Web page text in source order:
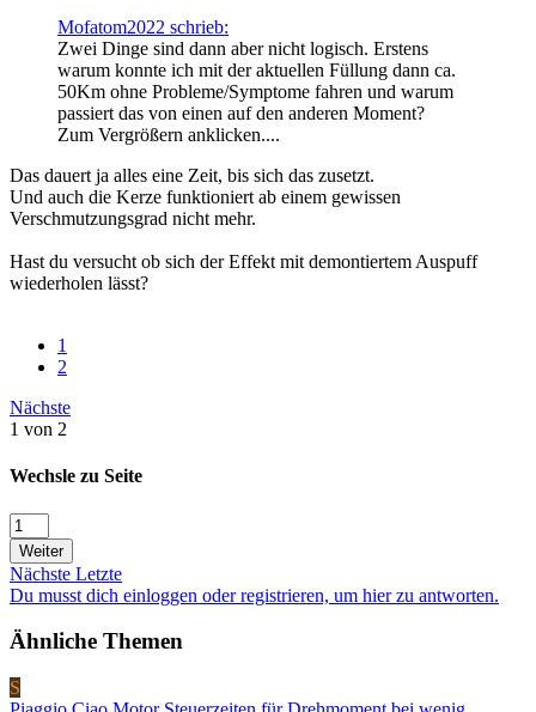
Mofatom2022 schrieb:
Zwei Dinge sind dann aber nicht logisch. Erstens
warum konnte ich mit der aktuellen Füllung dann ca.
50Km ohne Probleme/Symptome fahren und warum
passiert das von einen auf den anderen Moment?
Zum Vergrößern anklicken....
Das dauert ja alles eine Zeit, bis sich das zusetzt.
Und auch die Kerze funktioniert ab einem gewissen
Verschmutzungsgrad nicht mehr.
Hast du versucht ob sich der Effekt mit demontiertem Auspuff
wiederholen lässt?
1
2
Nächste
1 von 2
Wechsle zu Seite
Weiter
Nächste Letzte
Du musst dich einloggen oder registrieren, um hier zu antworten.
Ähnliche Themen
S